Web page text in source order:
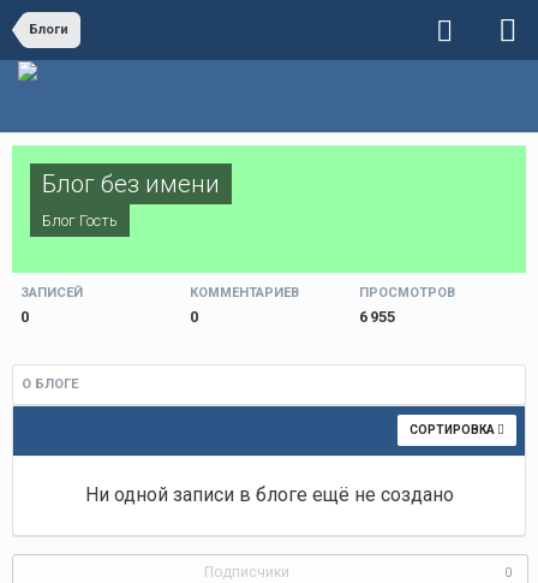
Блоги
Блог без имени
Блог Гость
ЗАПИСЕЙ
0
КОММЕНТАРИЕВ
0
ПРОСМОТРОВ
6 955
О БЛОГЕ
СОРТИРОВКА
Ни одной записи в блоге ещё не создано
Подписчики 0